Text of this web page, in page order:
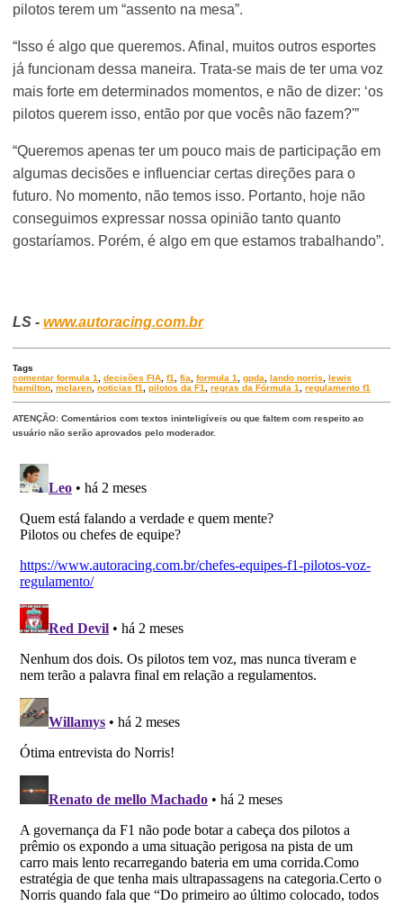
pilotos terem um “assento na mesa”.
“Isso é algo que queremos. Afinal, muitos outros esportes
já funcionam dessa maneira. Trata-se mais de ter uma voz
mais forte em determinados momentos, e não de dizer: ‘os
pilotos querem isso, então por que vocês não fazem?'”
“Queremos apenas ter um pouco mais de participação em
algumas decisões e influenciar certas direções para o
futuro. No momento, não temos isso. Portanto, hoje não
conseguimos expressar nossa opinião tanto quanto
gostaríamos. Porém, é algo em que estamos trabalhando”.
LS -www.autoracing.com.br
Tags
comentar formula 1
,decisões FIA ,f1 ,fia ,formula 1 ,gpda ,lando norris ,lewis
hamilton ,mclaren ,noticias f1 ,pilotos da F1 ,regras da Fórmula 1 ,regulamento f1
ATENÇÃO: Comentários com textos ininteligíveis ou que faltem com respeito ao
usuário não serão aprovados pelo moderador.